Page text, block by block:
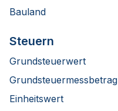
Bauland
Steuern
Grundsteuerwert
Grundsteuermessbetrag
Einheitswert